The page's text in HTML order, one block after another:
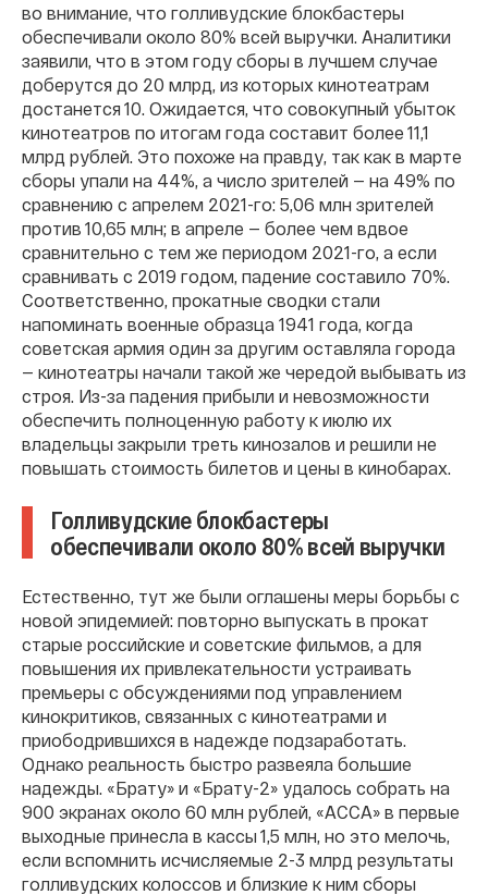
во внимание, что голливудские блокбастеры
обеспечивали около 80% всей выручки. Аналитики
заявили, что в этом году сборы в лучшем случае
доберутся до 20 млрд, из которых кинотеатрам
достанется 10. Ожидается, что совокупный убыток
кинотеатров по итогам года составит более 11,1
млрд рублей. Это похоже на правду, так как в марте
сборы упали на 44%, а число зрителей — на 49% по
сравнению с апрелем 2021-го: 5,06 млн зрителей
против 10,65 млн; в апреле — более чем вдвое
сравнительно с тем же периодом 2021-го, а если
сравнивать с 2019 годом, падение составило 70%.
Соответственно, прокатные сводки стали
напоминать военные образца 1941 года, когда
советская армия один за другим оставляла города
— кинотеатры начали такой же чередой выбывать из
строя. Из-за падения прибыли и невозможности
обеспечить полноценную работу к июлю их
владельцы закрыли треть кинозалов и решили не
повышать стоимость билетов и цены в кинобарах.
Голливудские блокбастеры
обеспечивали около 80% всей выручки
Естественно, тут же были оглашены меры борьбы с
новой эпидемией: повторно выпускать в прокат
старые российские и советские фильмов, а для
повышения их привлекательности устраивать
премьеры с обсуждениями под управлением
кинокритиков, связанных с кинотеатрами и
приободрившихся в надежде подзаработать.
Однако реальность быстро развеяла большие
надежды. «Брату» и «Брату-2» удалось собрать на
900 экранах около 60 млн рублей, «АССА» в первые
выходные принесла в кассы 1,5 млн, но это мелочь,
если вспомнить исчисляемые 2-3 млрд результаты
голливудских колоссов и близкие к ним сборы